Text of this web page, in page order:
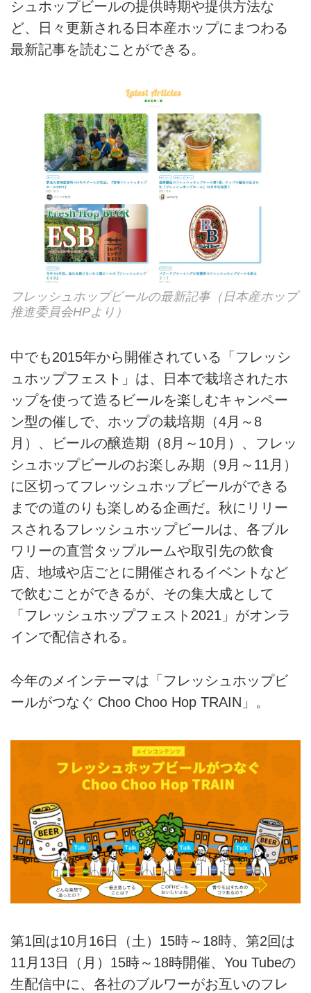
シュホップビールの提供時期や提供方法な
ど、日々更新される日本産ホップにまつわる
最新記事を読むことができる。
フレッシュホップビールの最新記事（日本産ホップ
推進委員会HPより）
中でも2015年から開催されている「フレッシ
ュホップフェスト」は、日本で栽培されたホ
ップを使って造るビールを楽しむキャンペー
ン型の催しで、ホップの栽培期（4月～8
月）、ビールの醸造期（8月～10月）、フレッ
シュホップビールのお楽しみ期（9月～11月）
に区切ってフレッシュホップビールができる
までの道のりも楽しめる企画だ。秋にリリー
スされるフレッシュホップビールは、各ブル
ワリーの直営タップルームや取引先の飲食
店、地域や店ごとに開催されるイベントなど
で飲むことができるが、その集大成として
「フレッシュホップフェスト2021」がオンラ
インで配信される。
今年のメインテーマは「フレッシュホップビ
ールがつなぐ Choo Choo Hop TRAIN」。
第1回は10月16日（土）15時～18時、第2回は
11月13日（月）15時～18時開催、You Tubeの
生配信中に、各社のブルワーがお互いのフレ